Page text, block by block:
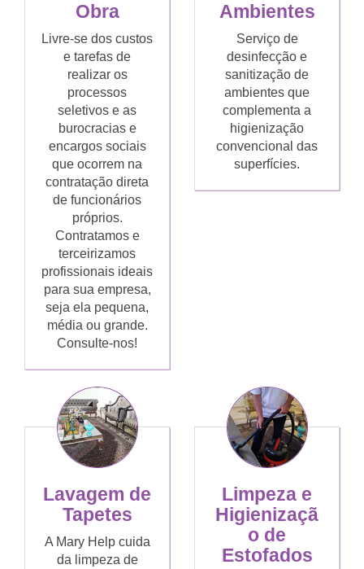
Obra
Livre-se dos custos
e tarefas de
realizar os
processos
seletivos e as
burocracias e
encargos sociais
que ocorrem na
contratação direta
de funcionários
próprios.
Contratamos e
terceirizamos
profissionais ideais
para sua empresa,
seja ela pequena,
média ou grande.
Consulte-nos!
Ambientes
Serviço de
desinfecção e
sanitização de
ambientes que
complementa a
higienização
convencional das
superfícies.
Lavagem de
Tapetes
A Mary Help cuida
da limpeza de
Limpeza e
Higienizaçã
o de
Estofados